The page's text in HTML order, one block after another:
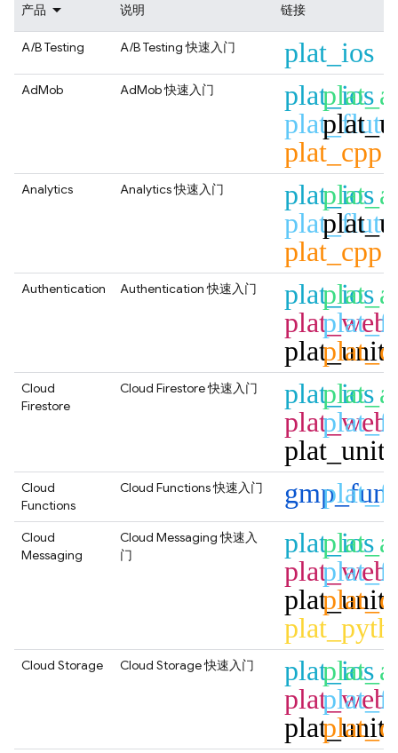
产品 说明 链接
A/B Testing A/B Testing快速入门 plat_ios
AdMob AdMob快速入门 plat_ios
plat_cpp
Analytics Analytics快速入门 plat_ios
plat_cpp
Authentication Authentication快速入门 plat_ios
plat_web
Cloud
Firestore
Cloud Firestore快速入门 plat_ios
plat_web
Cloud
Functions
Cloud Functions快速入门
Cloud
Messaging
Cloud Messaging快速入
门
plat_ios
plat_web
Cloud Storage Cloud Storage快速入门 plat_ios
plat_web